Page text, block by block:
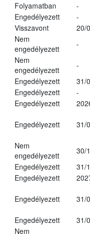
Folyamatban
-
Engedélyezett
-
Visszavont
20/
Nem
engedélyezett
-
Nem
engedélyezett
-
Engedélyezett
31/
Engedélyezett
-
Engedélyezett
Engedélyezett 31/
Nem
engedélyezett
30/
Engedélyezett
31/
Engedélyezett
Engedélyezett 31/
Engedélyezett
31/
Nem